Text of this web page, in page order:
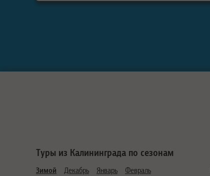
Туры из Калининграда по сезонам
Зимой Декабрь Январь Февраль